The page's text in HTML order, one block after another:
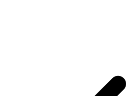
ษาผมร่วง ผมบาง